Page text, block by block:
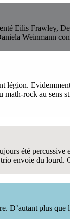
Eilis Frawley,
Weinmann
légion.
math-rock au sens
été
envoie du lourd.
D’autant plus